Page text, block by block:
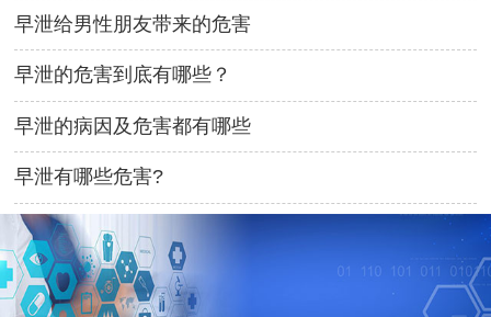
早泄给男性朋友带来的危害
早泄的危害到底有哪些？
早泄的病因及危害都有哪些
早泄有哪些危害?